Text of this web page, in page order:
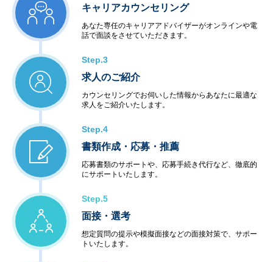
キャリアカウンセリング
あなた専任のキャリアアドバイザーがオンラインや電
話で面談をさせていただきます。
Step.3
求人のご紹介
カウンセリングでお伺いした情報からあなたに最適な
求人をご紹介いたします。
Step.4
書類作成・応募・推薦
応募書類のサポートや、応募手続き代行など、徹底的
にサポートいたします。
Step.5
面接・選考
想定質問の提示や模擬面接などの面接対策で、サポー
トいたします。